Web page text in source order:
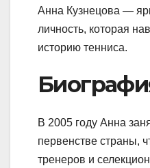
Анна Кузнецова —
личность, которая
историю тенниса.
В 2005 году Анна
первенстве страны,
тренеров и